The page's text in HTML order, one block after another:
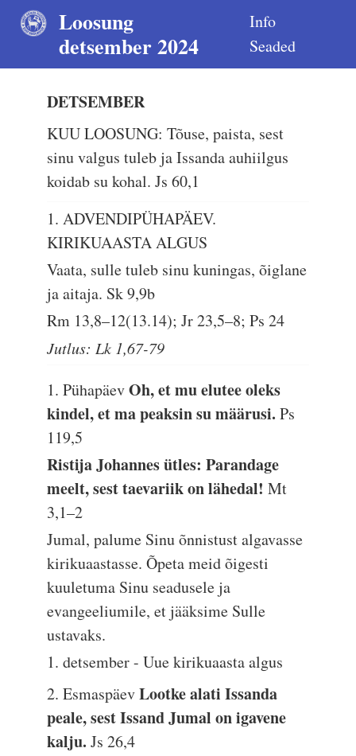
Loosung
detsember 2024
Info
Seaded
DETSEMBER
KUU LOOSUNG: Tõuse, paista, sest
sinu valgus tuleb ja Issanda auhiilgus
koidab su kohal.Js 60,1
1. ADVENDIPÜHAPÄEV.
KIRIKUAASTA ALGUS
Vaata, sulle tuleb sinu kuningas, õiglane
ja aitaja. Sk 9,9b
Rm 13,8–12(13.14); Jr 23,5–8; Ps 24
Jutlus: Lk 1,67-79
1. PühapäevOh, et mu elutee oleks
kindel, et ma peaksin su määrusi.Ps
119,5
Ristija Johannes ütles: Parandage
meelt, sest taevariik on lähedal!Mt
3,1–2
Jumal, palume Sinu õnnistust algavasse
kirikuaastasse. Õpeta meid õigesti
kuuletuma Sinu seadusele ja
evangeeliumile, et jääksime Sulle
ustavaks.
1. detsember - Uue kirikuaasta algus
2. EsmaspäevLootke alati Issanda
peale, sest Issand Jumal on igavene
kalju.Js 26,4